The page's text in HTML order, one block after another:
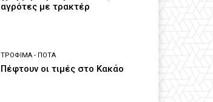
αγρότες με τρακτέρ
ΤΡΌΦΙΜΑ - ΠΟΤΆ
Πέφτουν οι τιμές στο Κακάο